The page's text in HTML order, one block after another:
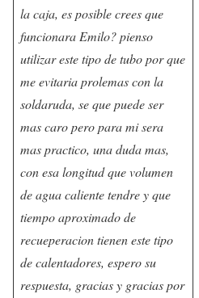
la caja, es posible crees que
funcionara Emilo? pienso
utilizar este tipo de tubo por que
me evitaria prolemas con la
soldaruda, se que puede ser
mas caro pero para mi sera
mas practico, una duda mas,
con esa longitud que volumen
de agua caliente tendre y que
tiempo aproximado de
recueperacion tienen este tipo
de calentadores, espero su
respuesta, gracias y gracias por